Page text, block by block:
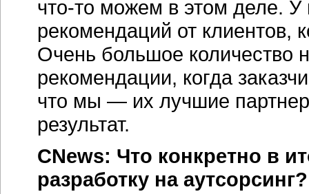
что-то можем в этом деле. У
рекомендаций от клиентов,
Очень большое количество
рекомендации, когда
что мы — их лучшие
результат.
CNews: Что конкретно в
разработку на аутсорсинг?